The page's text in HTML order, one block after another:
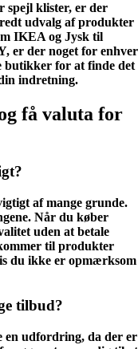
spejl klister, er der
udvalg af produkter
IKEA og Jysk til
er der noget for enhver
butikker for at finde det
indretning.
få valuta for
af mange grunde.
Når du køber
uden at betale
til produkter
du ikke er opmærksom
tilbud?
en udfordring, da der er